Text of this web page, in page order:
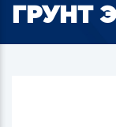
ГРУНТ